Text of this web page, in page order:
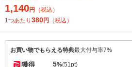
1,140円
（税込）
1つあたり 380円 （税込）
お買い物でもらえる特典最大付与率7%
獲得 5%(51pt)